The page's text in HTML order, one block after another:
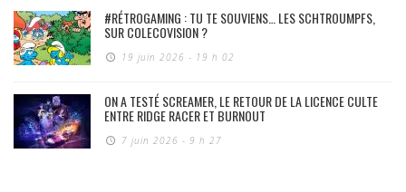
#RÉTROGAMING : TU TE SOUVIENS… LES SCHTROUMPFS,
SUR COLECOVISION ?
19 juin 2026 - 19 h 02
ON A TESTÉ SCREAMER, LE RETOUR DE LA LICENCE CULTE
ENTRE RIDGE RACER ET BURNOUT
7 juin 2026 - 9 h 27